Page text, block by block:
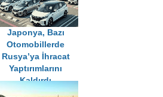
Japonya, Bazı
Otomobillerde
Rusya’ya İhracat
Yaptırımlarını
Kaldırdı